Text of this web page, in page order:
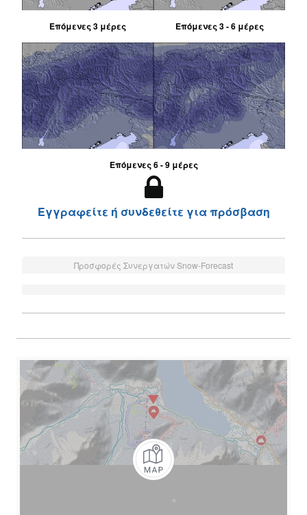
Επόμενες 3 μέρες Επόμενες 3 - 6 μέρες
Επόμενες 6 - 9 μέρες
Εγγραφείτε ή συνδεθείτε για πρόσβαση
Προσφορές Συνεργατών Snow-Forecast